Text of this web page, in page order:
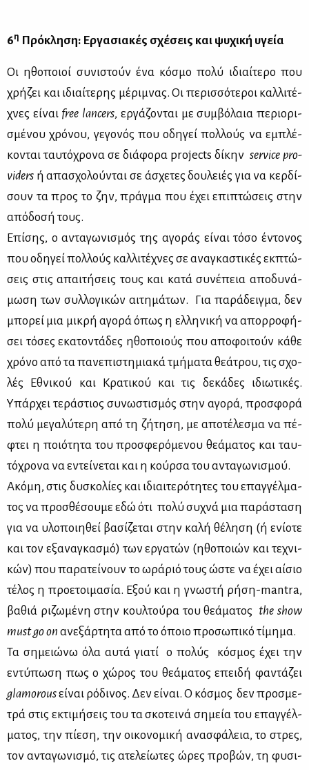
6η Πρό­κλη­ση: Ερ­γα­σια­κές σχέ­σεις και ψυ­χι­κή υγεία
Οι ηθο­ποιοί συ­νι­στούν ένα κό­σμο πο­λύ ιδιαί­τε­ρο που
χρή­ζει και ιδιαί­τε­ρης μέ­ρι­μνας. Οι πε­ρισ­σό­τε­ροι καλ­λι­τέ­
χνες εί­ναι free lancers, ερ­γά­ζο­νται με συμ­βό­λαια πε­ριο­ρι­
σμέ­νου χρό­νου, γε­γο­νός που οδη­γεί πολ­λούς να εμπλέ­
κο­νται ταυ­τό­χρο­να σε διά­φο­ρα projects δί­κην service prο­
viders ή απα­σχο­λού­νται σε άσχε­τες δου­λειές για να κερ­δί­
σουν τα προς το ζην, πράγ­μα που έχει επι­πτώ­σεις στην
από­δο­σή τους.
Επί­σης, ο αντα­γω­νι­σμός της αγο­ράς εί­ναι τό­σο έντο­νος
που οδη­γεί πολ­λούς καλ­λι­τέ­χνες σε ανα­γκα­στι­κές εκ­πτώ­
σεις στις απαι­τή­σεις τους και κα­τά συ­νέ­πεια απο­δυ­νά­
μω­ση των συλ­λο­γι­κών αι­τη­μά­των. Για πα­ρά­δειγ­μα, δεν
μπο­ρεί μια μι­κρή αγο­ρά όπως η ελ­λη­νι­κή να απορ­ρο­φή­
σει τό­σες εκα­το­ντά­δες ηθο­ποιούς που απο­φοι­τούν κά­θε
χρό­νο από τα πα­νε­πι­στη­μια­κά τμή­μα­τα θε­ά­τρου, τις σχο­
λές Εθνι­κού και Κρα­τι­κού και τις δε­κά­δες ιδιω­τι­κές.
Υπάρ­χει τε­ρά­στιος συ­νω­στι­σμός στην αγο­ρά, προ­σφο­ρά
πο­λύ με­γα­λύ­τε­ρη από τη ζή­τη­ση, με απο­τέ­λε­σμα να πέ­
φτει η ποιό­τη­τα του προ­σφε­ρό­με­νου θε­ά­μα­τος και ταυ­
τό­χρο­να να εντεί­νε­ται και η κούρ­σα του αντα­γω­νι­σμού.
Ακό­μη, στις δυ­σκο­λί­ες και ιδιαι­τε­ρό­τη­τες του επαγ­γέλ­μα­
τος να προ­σθέ­σου­με εδώ ότι πο­λύ συ­χνά μια πα­ρά­στα­ση
για να υλο­ποι­η­θεί βα­σί­ζε­ται στην κα­λή θέ­λη­ση (ή ενί­ο­τε
και τον εξα­να­γκα­σμό) των ερ­γα­τών (ηθο­ποιών και τε­χνι­
κών) που πα­ρα­τεί­νουν το ωρά­ριό τους ώστε να έχει αί­σιο
τέ­λος η προ­ε­τοι­μα­σία. Εξού και η γνω­στή ρή­ση-mantra,
βα­θιά ρι­ζω­μέ­νη στην κουλ­τού­ρα του θε­ά­μα­τος the show
must go on ανε­ξάρ­τη­τα από το όποιο προ­σω­πι­κό τί­μη­μα.
Τα ση­μειώ­νω όλα αυ­τά για­τί ο πο­λύς κό­σμος έχει την
εντύ­πω­ση πως ο χώ­ρος του θε­ά­μα­τος επει­δή φα­ντά­ζει
glamorousεί­ναι ρό­δι­νος. Δεν εί­ναι. Ο κό­σμος δεν προ­σμε­
τρά στις εκτι­μή­σεις του τα σκο­τει­νά ση­μεία του επαγ­γέλ­
μα­τος, την πί­ε­ση, την οι­κο­νο­μι­κή ανα­σφά­λεια, το στρες,
τον αντα­γω­νι­σμό, τις ατε­λεί­ω­τες ώρες προ­βών, τη φυ­σι­